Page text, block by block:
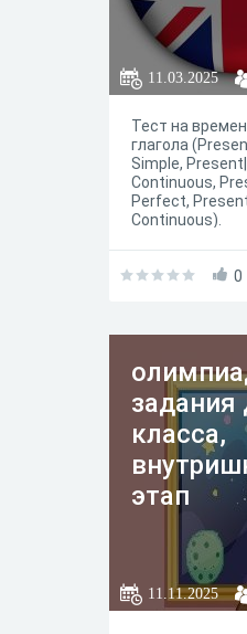
11.03.2025
Тест на
глагола
Simple,
Continuous,
Perfect,
Continuous).
0
задания
класса,
этап
11.11.2025